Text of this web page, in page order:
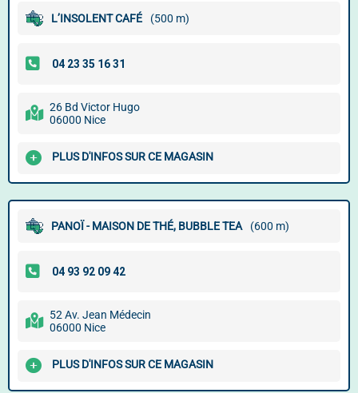
L’INSOLENT CAFÉ (500 m)
26 Bd Victor Hugo
06000 Nice
PLUS D'INFOS SUR CE MAGASIN
PANOÏ - MAISON DE THÉ, BUBBLE TEA (600 m)
52 Av. Jean Médecin
06000 Nice
PLUS D'INFOS SUR CE MAGASIN